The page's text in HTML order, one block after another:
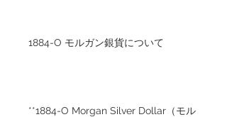
1884-O モルガン銀貨について
**1884-O Morgan Silver Dollar（モル